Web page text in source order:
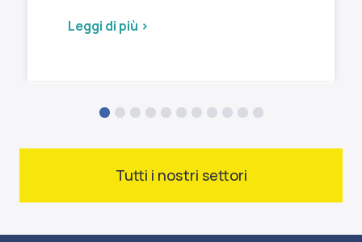
Leggi di più >
Tutti i nostri settori